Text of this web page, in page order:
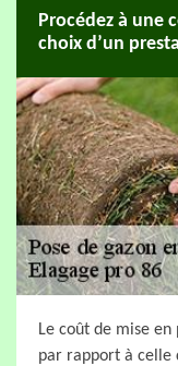
Procédez à une
choix d’un
Le coût de mise
par rapport à celle